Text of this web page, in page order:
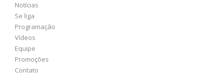
Notícias
Se liga
Programação
Vídeos
Equipe
Promoções
Contato